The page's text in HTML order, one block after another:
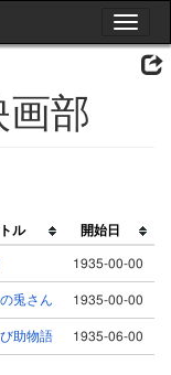
Toggle
画部
ル 開始日
1935-00-00
兎さん 1935-00-00
助物語 1935-06-00